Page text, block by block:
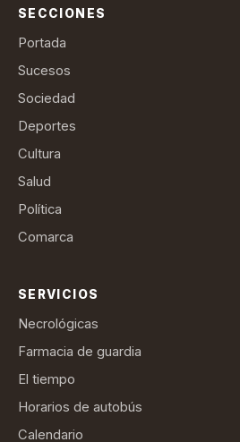
SECCIONES
Portada
Sucesos
Sociedad
Deportes
Cultura
Salud
Política
Comarca
SERVICIOS
Necrológicas
Farmacia de guardia
El tiempo
Horarios de autobús
Calendario